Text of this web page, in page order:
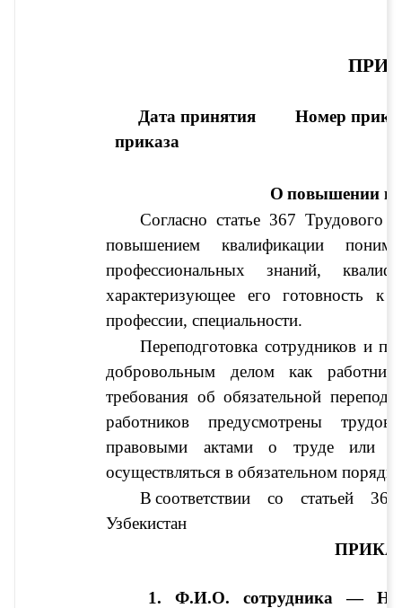
Дата принятия
приказа
Номер
О повышении
Согласно статье 367 Трудового
повышением квалификации
профессиональных знаний,
характеризующее его готовность
профессии, специальности.
Переподготовка сотрудников и
добровольным делом как
требования об обязательной
работников предусмотрены
правовыми актами о труде или
осуществляться в обязательном
В соответствии со статьей
Узбекистан
1. Ф.И.О. сотрудника —